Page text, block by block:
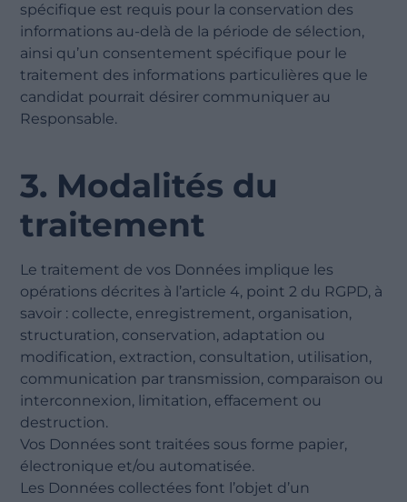
spécifique est requis pour la conservation des
informations au-delà de la période de sélection,
ainsi qu’un consentement spécifique pour le
traitement des informations particulières que le
candidat pourrait désirer communiquer au
Responsable.
3. Modalités du
traitement
Le traitement de vos Données implique les
opérations décrites à l’article 4, point 2 du RGPD, à
savoir : collecte, enregistrement, organisation,
structuration, conservation, adaptation ou
modification, extraction, consultation, utilisation,
communication par transmission, comparaison ou
interconnexion, limitation, effacement ou
destruction.
Vos Données sont traitées sous forme papier,
électronique et/ou automatisée.
Les Données collectées font l’objet d’un